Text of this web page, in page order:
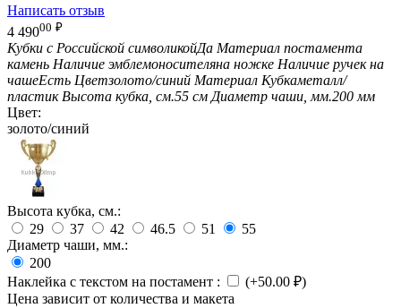
Написать отзыв
4 49000 ₽
Кубки с Российской символикойДа Материал постамента
камень Наличие эмблемоносителяна ножке Наличие ручек на
чашеЕсть Цветзолото/синий Материал Кубкаметалл/
пластик Высота кубка, см.55 см Диаметр чаши, мм.200 мм
Цвет:
золото/синий
Высота кубка, см.:
29
37 42 46.5 51
55
Диаметр чаши, мм.:
200
Наклейка с текстом на постамент : (+50.00 ₽)
Цена зависит от количества и макета